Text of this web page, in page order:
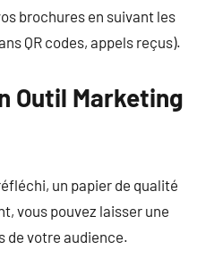
brochures en suivant les
QR codes, appels reçus).
Outil Marketing
un papier de qualité
vous pouvez laisser une
de votre audience.